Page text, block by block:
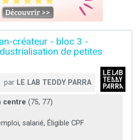
créateur - bloc 3 -
de petites
par LE LAB TEDDY PARRA
centre (75, 77)
salarié, Éligible CPF